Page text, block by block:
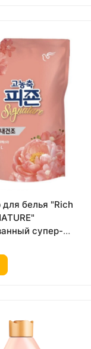
белья "Rich
супер-
«Фиеста»)
с крышкой